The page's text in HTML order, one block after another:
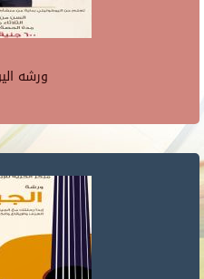
ورشه